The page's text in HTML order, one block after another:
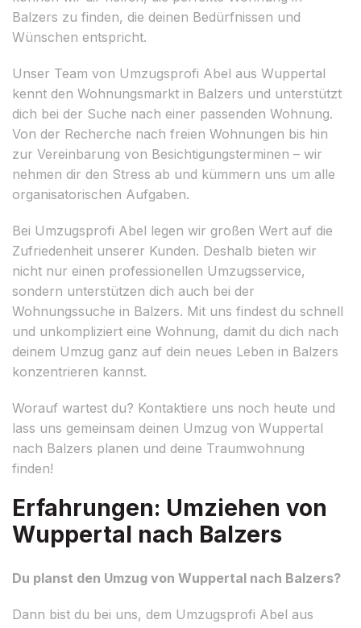
Balzers zu finden, die deinen Bedürfnissen und
Wünschen entspricht.
Unser Team von Umzugsprofi Abel aus Wuppertal
kennt den Wohnungsmarkt in Balzers und unterstützt
dich bei der Suche nach einer passenden Wohnung.
Von der Recherche nach freien Wohnungen bis hin
zur Vereinbarung von Besichtigungsterminen – wir
nehmen dir den Stress ab und kümmern uns um alle
organisatorischen Aufgaben.
Bei Umzugsprofi Abel legen wir großen Wert auf die
Zufriedenheit unserer Kunden. Deshalb bieten wir
nicht nur einen professionellen Umzugsservice,
sondern unterstützen dich auch bei der
Wohnungssuche in Balzers. Mit uns findest du schnell
und unkompliziert eine Wohnung, damit du dich nach
deinem Umzug ganz auf dein neues Leben in Balzers
konzentrieren kannst.
Worauf wartest du? Kontaktiere uns noch heute und
lass uns gemeinsam deinen Umzug von Wuppertal
nach Balzers planen und deine Traumwohnung
finden!
Erfahrungen: Umziehen von
Wuppertal nach Balzers
Du planst den Umzug von Wuppertal nach Balzers?
Dann bist du bei uns, dem Umzugsprofi Abel aus